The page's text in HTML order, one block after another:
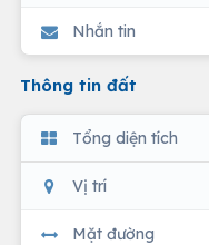
Nhắn tin
Thông tin đất
Tổng diện tích
Vị trí
Mặt đường